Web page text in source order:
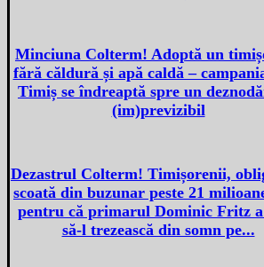
Minciuna Colterm! Adoptă un
fără căldură și apă caldă –
Timiș se îndreaptă spre un
(im)previzibil
Dezastrul Colterm! Timișorenii,
scoată din buzunar peste 21
pentru că primarul Dominic Fritz
să-l trezească din somn pe...